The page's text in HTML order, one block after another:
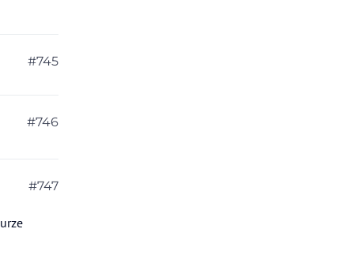
#745
#746
#747